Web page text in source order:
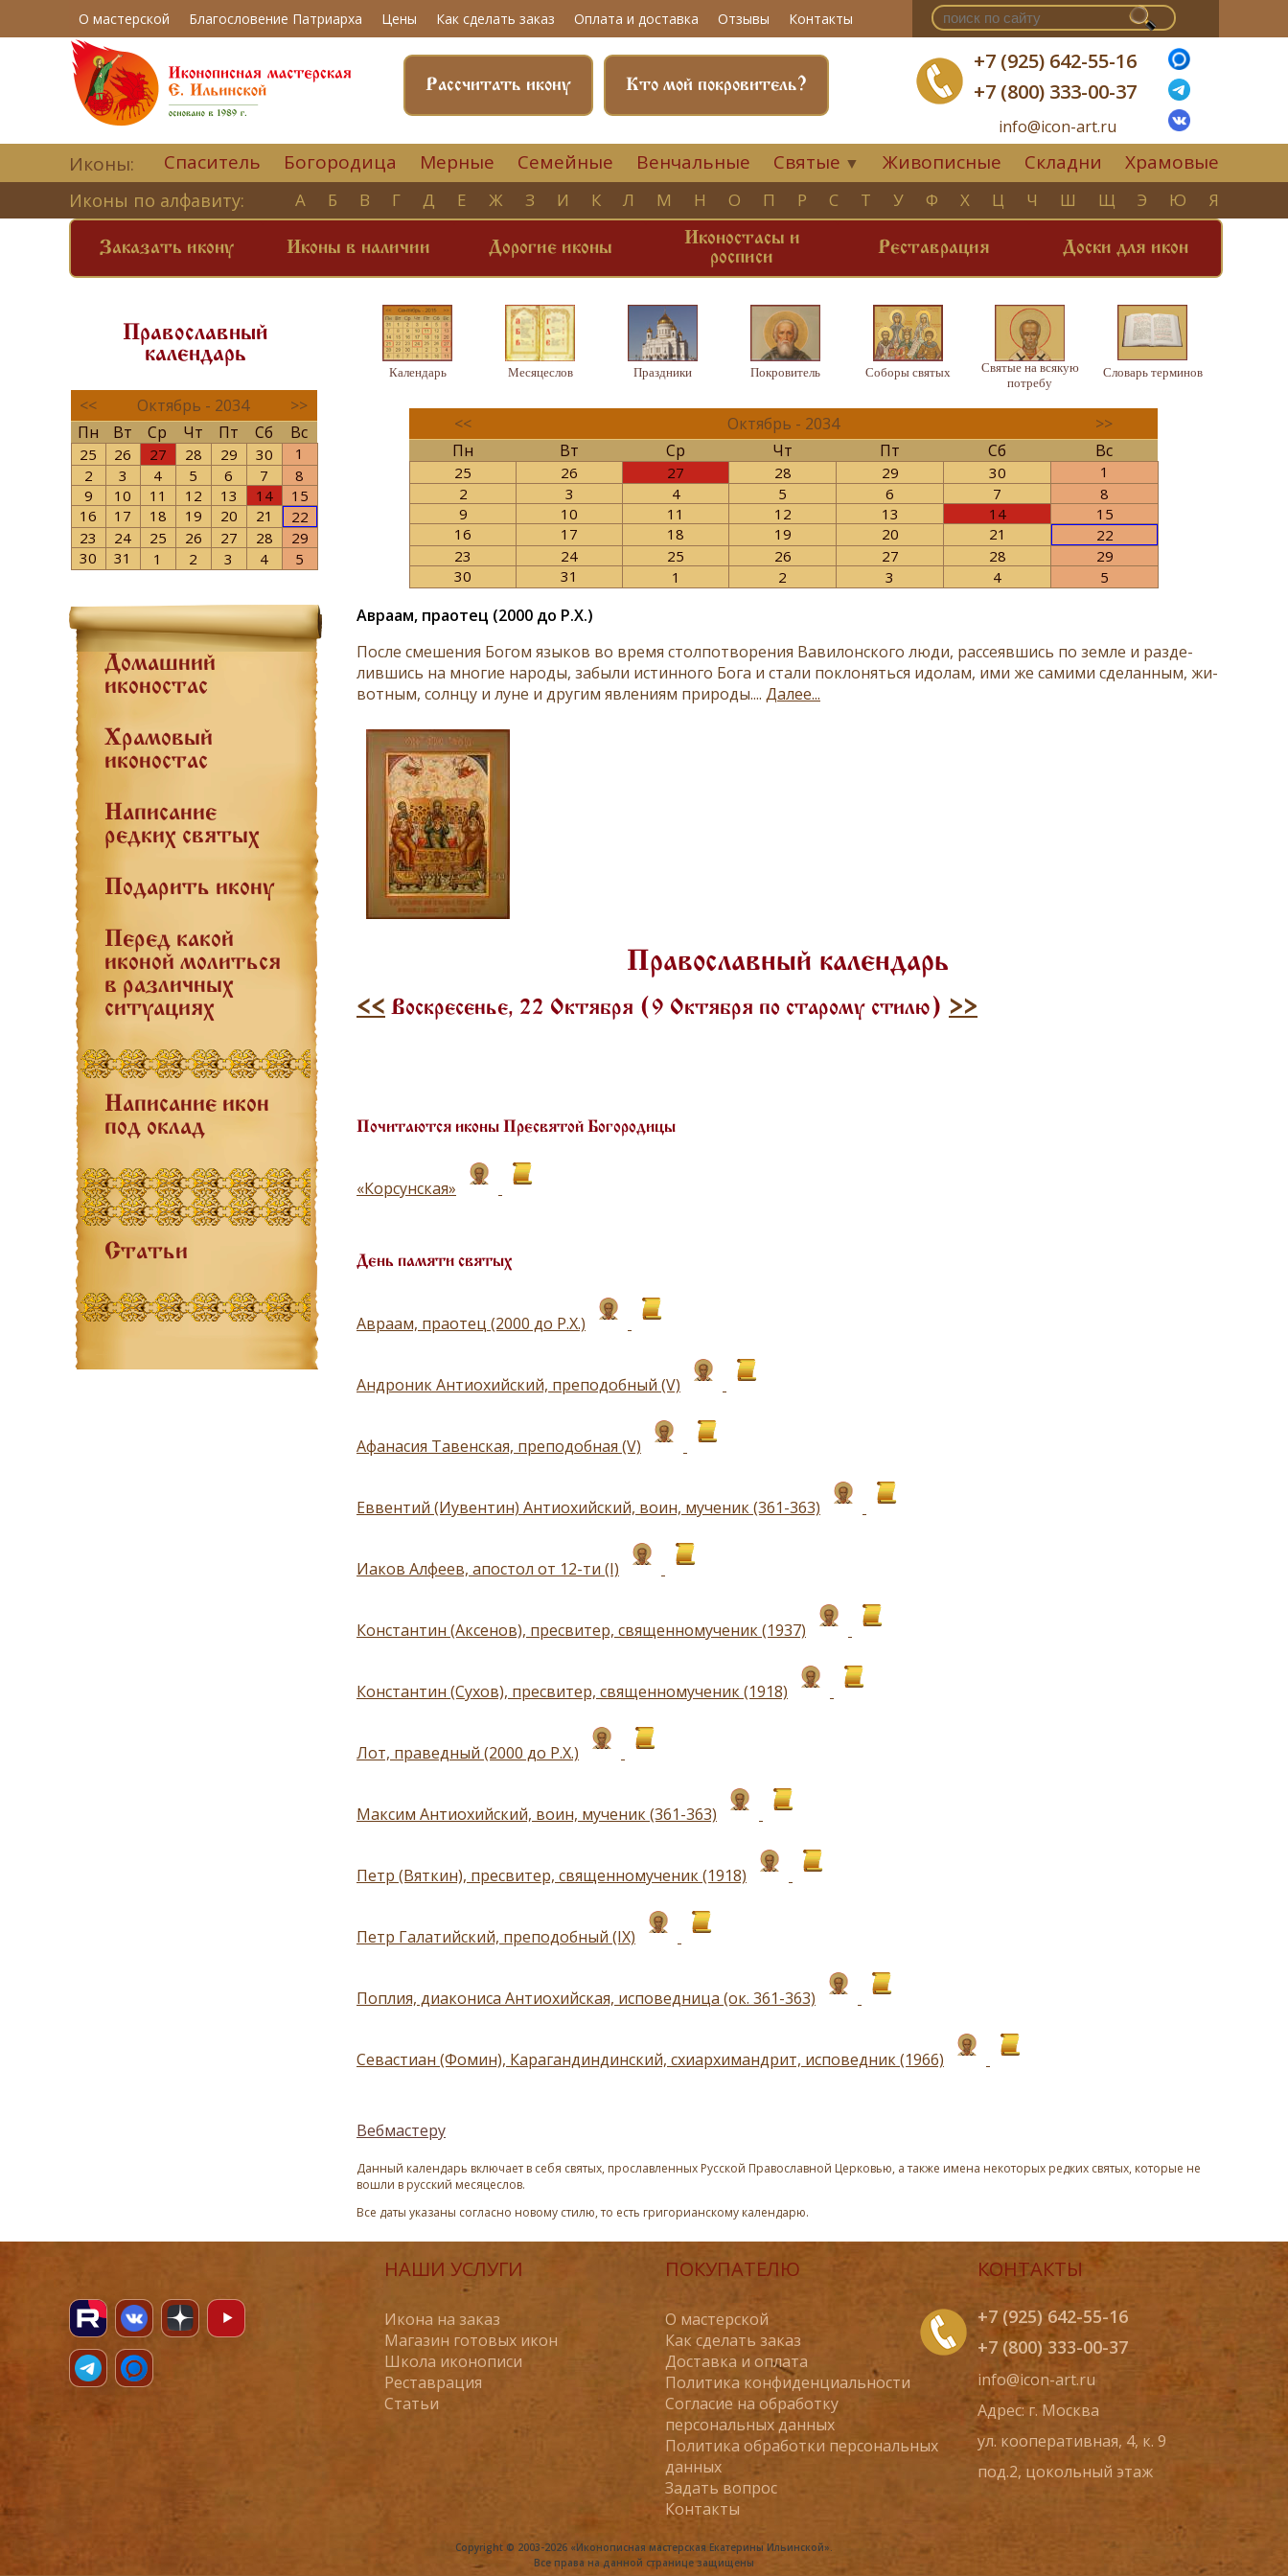
О мастерской Благословение Патриарха Цены Как сделать заказ Оплата и доставка Отзывы Контакты
+7 (925) 642-55-16
+7 (800) 333-00-37
info@icon-art.ru
Кто мой покровитель?
Рассчитать икону
Иконы: Спаситель Богородица Мерные Семейные Венчальные Святые ▼ Живописные Складни Храмовые
Иконы по алфавиту: А Б В Г Д Е Ж З И К Л М Н О П Р С Т У Ф Х Ц Ч Ш Щ Э Ю Я
Заказать икону Иконы в наличии Дорогие иконы
Иконостасы и
росписи
Реставрация Доски для икон
Православный
календарь
<< Октябрь - 2034
>>
Пн
Вт Ср Чт Пт Сб Вс
25 26 27 28 29 30
1
2
3 4 5 6 7
8
9
10 11 12 13 14
15
16
17 18 19 20 21
22
23
24 25 26 27 28
29
30
31 1 2 3 4 5
Домашний
иконостас
Храмовый
иконостас
Написание
редких святых
Подарить икону
Перед какой
иконой молиться
в различных
ситуациях
Написание икон
под оклад
Статьи
Календарь Месяцеслов Праздники Покровитель Соборы святых
Святые на всякую
потребу
Словарь терминов
<< Октябрь - 2034
>>
Пн
Вт Ср Чт Пт Сб Вс
25 26 27 28 29 30
1
2
3 4 5 6 7
8
9
10 11 12 13 14
15
16
17 18 19 20 21
22
23
24 25 26 27 28
29
30
31 1 2 3 4 5
Авраам, праотец (2000 до Р.Х.)
По­сле сме­ше­ния Бо­гом язы­ков во вре­мя стол­по­тво­ре­ния Ва­ви­лон­ско­го лю­ди, рас­се­яв­шись по зем­ле и раз­де­
лив­шись на мно­гие на­ро­ды, за­бы­ли ис­тин­но­го Бо­га и ста­ли по­кло­нять­ся идо­лам, ими же са­ми­ми сде­лан­ным, жи­
вот­ным, солн­цу и луне и дру­гим яв­ле­ни­ям при­ро­ды.... Далее...
Православный календарь
<< Воскресенье, 22 Октября (9 Октября по старому стилю) >>
Почитаются иконы Пресвятой Богородицы
«Корсунская»
День памяти святых
Авраам, праотец (2000 до Р.Х.)
Андроник Антиохийский, преподобный (V)
Афанасия Тавенская, преподобная (V)
Еввентий (Иувентин) Антиохийский, воин, мученик (361-363)
Иаков Алфеев, апостол от 12-ти (I)
Константин (Аксенов), пресвитер, священномученик (1937)
Константин (Сухов), пресвитер, священномученик (1918)
Лот, праведный (2000 до Р.Х.)
Максим Антиохийский, воин, мученик (361-363)
Петр (Вяткин), пресвитер, священномученик (1918)
Петр Галатийский, преподобный (IX)
Поплия, диакониса Антиохийская, исповедница (ок. 361-363)
Севастиан (Фомин), Карагандиндинский, схиархимандрит, исповедник (1966)
Вебмастеру
Данный календарь включает в себя святых, прославленных Русской Православной Церковью, а также имена некоторых редких святых, которые не
вошли в русский месяцеслов.
Все даты указаны согласно новому стилю, то есть григорианскому календарю.
НАШИ УСЛУГИ
Икона на заказ
Магазин готовых икон
Школа иконописи
Реставрация
Статьи
ПОКУПАТЕЛЮ
О мастерской
Как сделать заказ
Доставка и оплата
Политика конфиденциальности
Согласие на обработку
персональных данных
Политика обработки персональных
данных
Задать вопрос
Контакты
КОНТАКТЫ
+7 (925) 642-55-16
+7 (800) 333-00-37
info@icon-art.ru
Адрес: г. Москва
ул. кооперативная, 4, к. 9
под.2, цокольный этаж
Copyright © 2003-2026 «Иконописная мастерская Екатерины Ильинской».
Все права на данной странице защищены